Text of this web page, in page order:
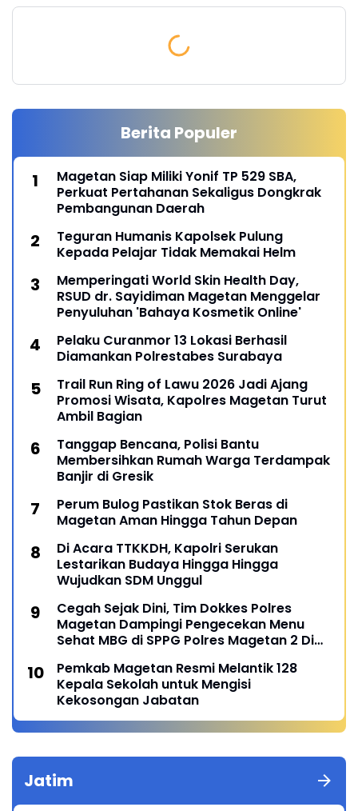
Berita Populer
Magetan Siap Miliki Yonif TP 529 SBA,
Perkuat Pertahanan Sekaligus Dongkrak
Pembangunan Daerah
Teguran Humanis Kapolsek Pulung
Kepada Pelajar Tidak Memakai Helm
Memperingati World Skin Health Day,
RSUD dr. Sayidiman Magetan Menggelar
Penyuluhan 'Bahaya Kosmetik Online'
Pelaku Curanmor 13 Lokasi Berhasil
Diamankan Polrestabes Surabaya
Trail Run Ring of Lawu 2026 Jadi Ajang
Promosi Wisata, Kapolres Magetan Turut
Ambil Bagian
Tanggap Bencana, Polisi Bantu
Membersihkan Rumah Warga Terdampak
Banjir di Gresik
Perum Bulog Pastikan Stok Beras di
Magetan Aman Hingga Tahun Depan
Di Acara TTKKDH, Kapolri Serukan
Lestarikan Budaya Hingga Hingga
Wujudkan SDM Unggul
Cegah Sejak Dini, Tim Dokkes Polres
Magetan Dampingi Pengecekan Menu
Sehat MBG di SPPG Polres Magetan 2 Di
Pemkab Magetan Resmi Melantik 128
Kepala Sekolah untuk Mengisi
Kekosongan Jabatan
Jatim